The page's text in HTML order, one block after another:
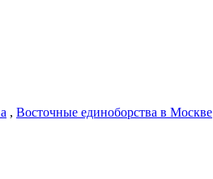
, Восточные единоборства в Москве